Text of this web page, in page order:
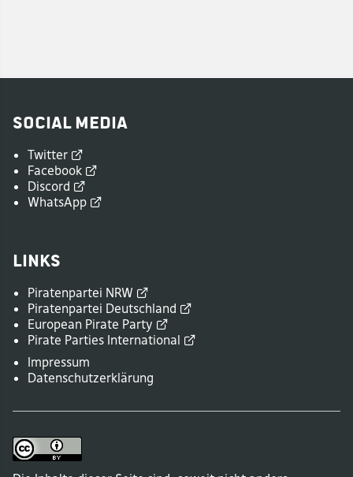
Social Media
Twitter
Facebook
Discord
WhatsApp
Links
Piratenpartei NRW
Piratenpartei Deutschland
European Pirate Party
Pirate Parties International
Impressum
Datenschutzerklärung